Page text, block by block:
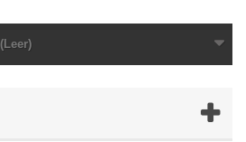
(Leer)